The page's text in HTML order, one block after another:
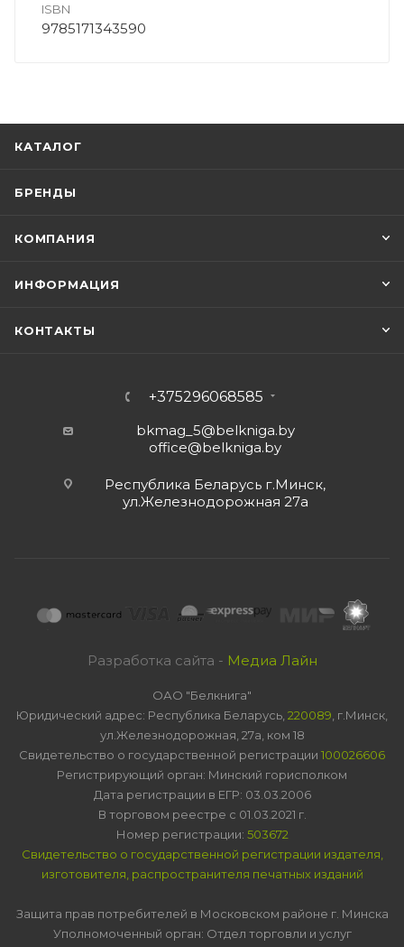
ISBN
9785171343590
КАТАЛОГ
БРЕНДЫ
КОМПАНИЯ
ИНФОРМАЦИЯ
КОНТАКТЫ
+375296068585
bkmag_5@belkniga.by
office@belkniga.by
Республика Беларусь г.Минск,
ул.Железнодорожная 27а
Разработка сайта - Медиа Лайн
ОАО "Белкнига"
Юридический адрес: Республика Беларусь, 220089 , г.Минск,
ул.Железнодорожная, 27а, ком 18
Свидетельство о государственной регистрации 100026606
Регистрирующий орган: Минский горисполком
Дата регистрации в ЕГР: 03.03.2006
В торговом реестре с 01.03.2021 г.
Номер регистрации: 503672
Свидетельство о государственной регистрации издателя,
изготовителя, распространителя печатных изданий
Защита прав потребителей в Московском районе г. Минска
Уполномоченный орган: Отдел торговли и услуг